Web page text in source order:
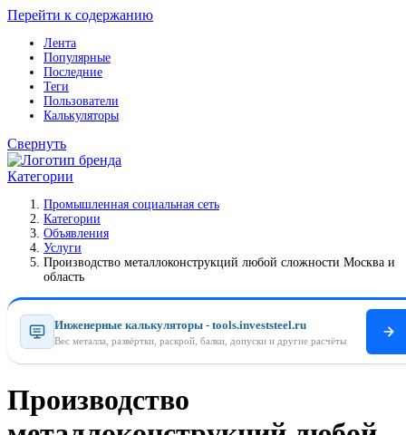
Перейти к содержанию
Лента
Популярные
Последние
Теги
Пользователи
Калькуляторы
Свернуть
Категории
Промышленная социальная сеть
Категории
Объявления
Услуги
Производство металлоконструкций любой сложности Москва и
область
Инженерные калькуляторы - tools.investsteel.ru
Вес металла, развёртки, раскрой, балки, допуски и другие расчёты
Производство